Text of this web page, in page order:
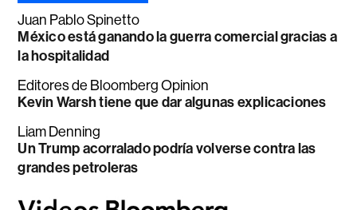
Juan Pablo Spinetto
México está ganando la guerra comercial gracias a
la hospitalidad
Editores de Bloomberg Opinion
Kevin Warsh tiene que dar algunas explicaciones
Liam Denning
Un Trump acorralado podría volverse contra las
grandes petroleras